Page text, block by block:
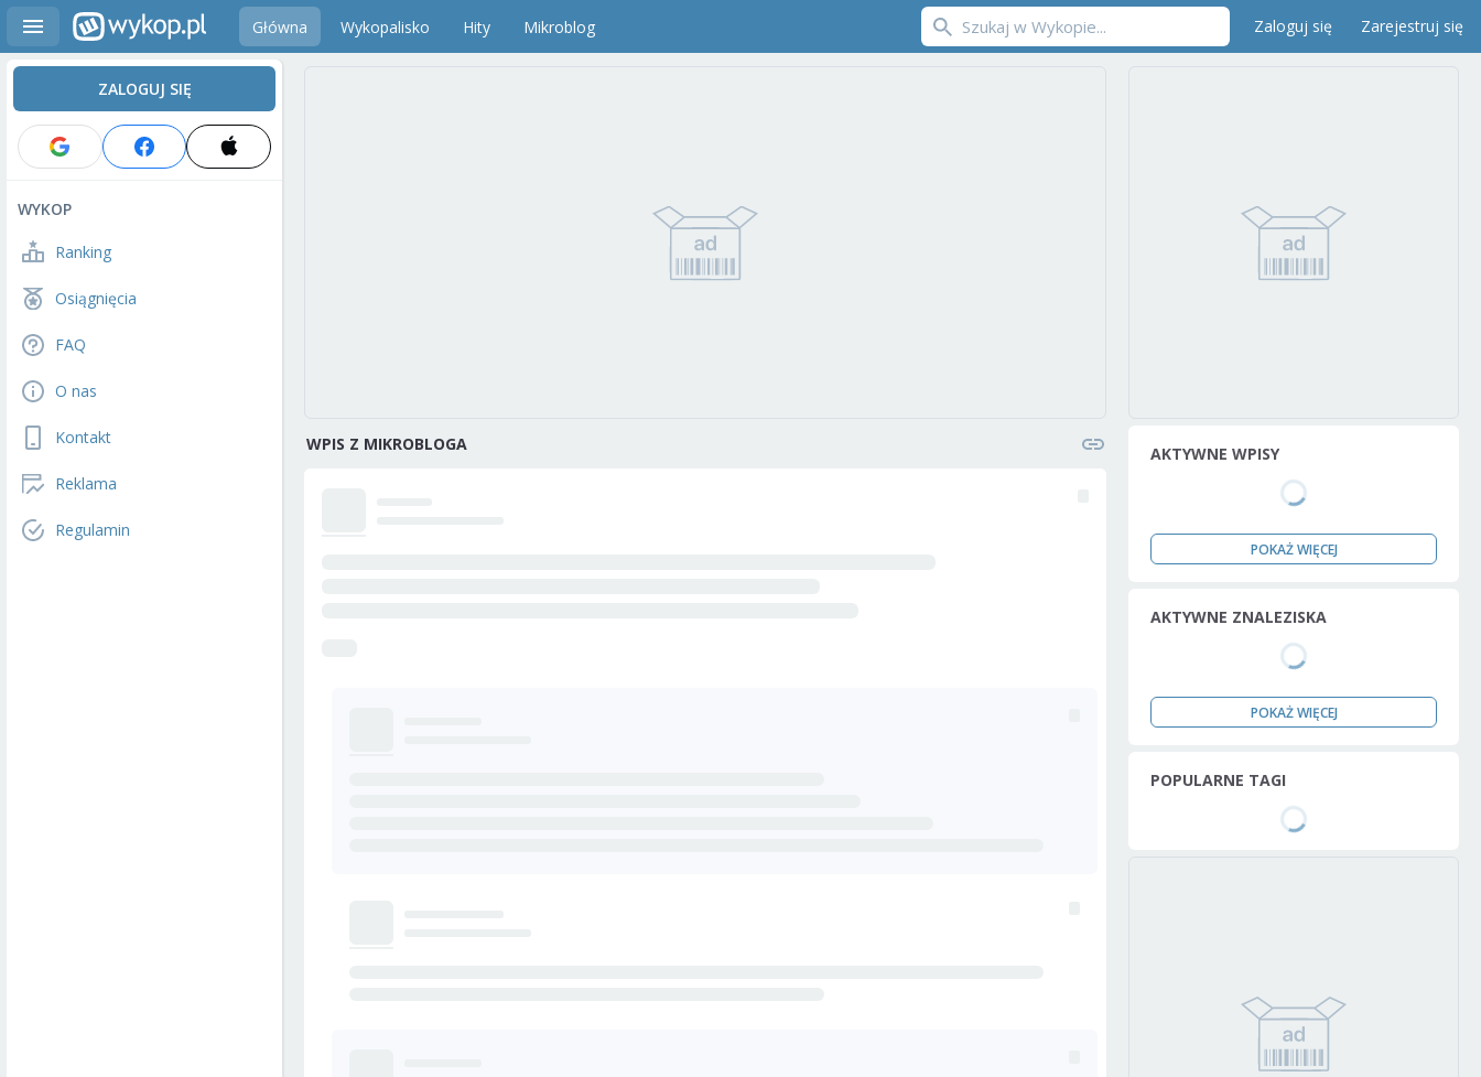
Główna Wykopalisko Hity Mikroblog Zaloguj się Zarejestruj się
ZALOGUJ SIĘ
WYKOP
Ranking
Osiągnięcia
FAQ
O nas
Kontakt
Reklama
Regulamin
WPIS Z MIKROBLOGA AKTYWNE WPISY
POKAŻ WIĘCEJ
AKTYWNE ZNALEZISKA
POKAŻ WIĘCEJ
POPULARNE TAGI